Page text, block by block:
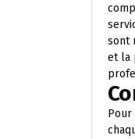
sont
et la
Pour